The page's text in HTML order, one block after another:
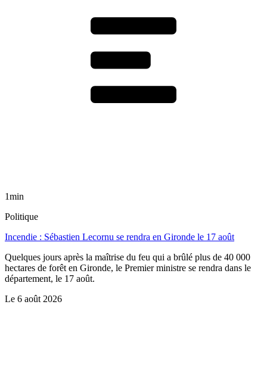
1min
Politique
Incendie : Sébastien Lecornu se rendra en Gironde le 17 août
Quelques jours après la maîtrise du feu qui a brûlé plus de 40 000
hectares de forêt en Gironde, le Premier ministre se rendra dans le
département, le 17 août.
Le 6 août 2026